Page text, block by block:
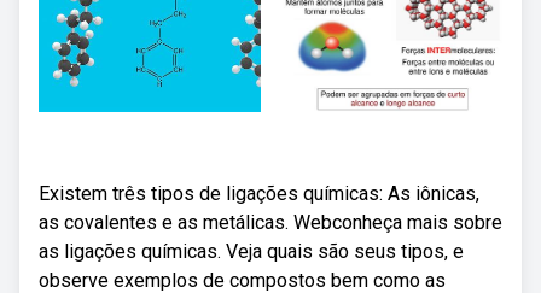
Existem três tipos de ligações químicas: As iônicas,
as covalentes e as metálicas. Webconheça mais sobre
as ligações químicas. Veja quais são seus tipos, e
observe exemplos de compostos bem como as